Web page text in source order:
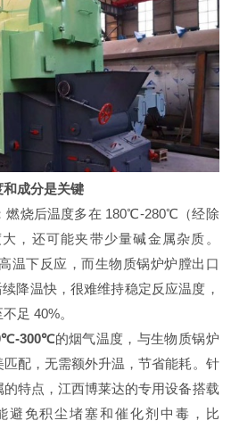
成分是关键
燃烧后温度多在 180℃-280℃（经除
，还可能夹带少量碱金属杂质。
温下反应，而生物质锅炉炉膛出口
降温快，很难维持稳定反应温度，
足 40%。
300℃的烟气温度，与生物质锅炉
配，无需额外升温，节省能耗。针
特点，江西博莱达的专用设备搭载
避免积尘堵塞和催化剂中毒，比